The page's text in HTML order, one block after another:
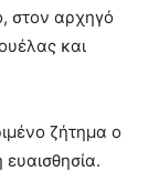
στον αρχηγό
και
ζήτημα ο